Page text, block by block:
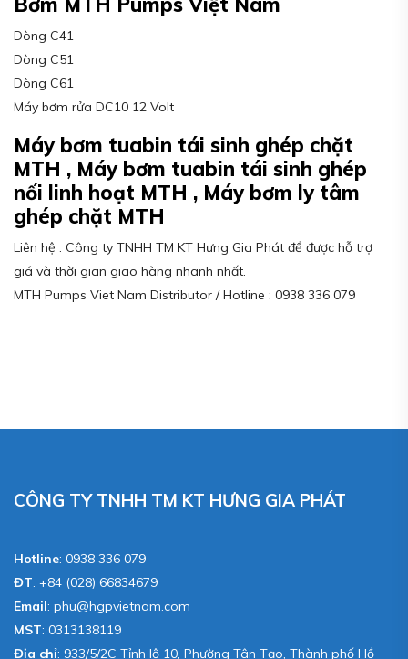
Dòng C41
Dòng C51
Dòng C61
Máy bơm rửa DC10 12 Volt
Máy bơm tuabin tái sinh ghép chặt
MTH , Máy bơm tuabin tái sinh ghép
nối linh hoạt MTH , Máy bơm ly tâm
ghép chặt MTH
Liên hệ : Công ty TNHH TM KT Hưng Gia Phát để được hỗ trợ
giá và thời gian giao hàng nhanh nhất.
MTH Pumps Viet Nam Distributor / Hotline : 0938 336 079
CÔNG TY TNHH TM KT HƯNG GIA PHÁT
Hotline: 0938 336 079
ĐT: +84 (028) 66834679
Email: phu@hgpvietnam.com
MST: 0313138119
Địa chỉ: 933/5/2C Tỉnh lộ 10, Phường Tân Tạo, Thành phố Hồ